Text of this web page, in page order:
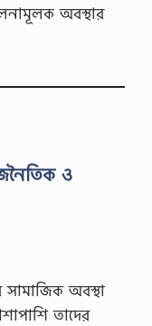
অবস্থার
ও
সামাজিক অবস্থা
তাদের